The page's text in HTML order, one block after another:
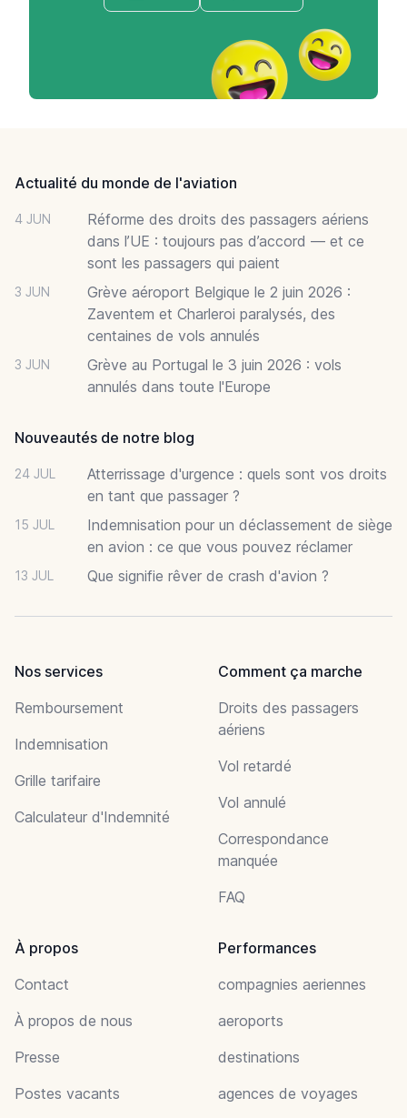
Actualité du monde de l'aviation
4 JUN
Réforme des droits des passagers aériens
dans l’UE : toujours pas d’accord — et ce
sont les passagers qui paient
3 JUN
Grève aéroport Belgique le 2 juin 2026 :
Zaventem et Charleroi paralysés, des
centaines de vols annulés
3 JUN
Grève au Portugal le 3 juin 2026 : vols
annulés dans toute l'Europe
Nouveautés de notre blog
24 JUL
Atterrissage d'urgence : quels sont vos droits
en tant que passager ?
15 JUL
Indemnisation pour un déclassement de siège
en avion : ce que vous pouvez réclamer
13 JUL Que signifie rêver de crash d'avion ?
Nos services
Remboursement
Indemnisation
Grille tarifaire
Calculateur d'Indemnité
Comment ça marche
Droits des passagers
aériens
Vol retardé
Vol annulé
Correspondance
manquée
FAQ
À propos
Contact
À propos de nous
Presse
Postes vacants
Performances
compagnies aeriennes
aeroports
destinations
agences de voyages